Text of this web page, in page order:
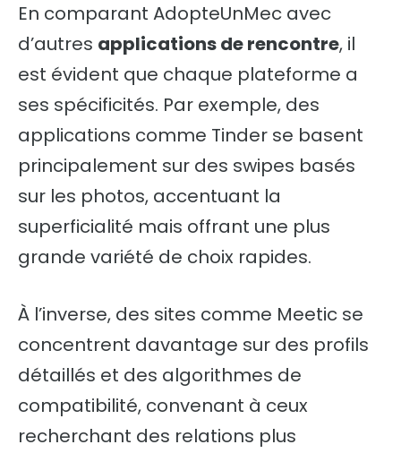
En comparant AdopteUnMec avec
d’autres applications de rencontre, il
est évident que chaque plateforme a
ses spécificités. Par exemple, des
applications comme Tinder se basent
principalement sur des swipes basés
sur les photos, accentuant la
superficialité mais offrant une plus
grande variété de choix rapides.
À l’inverse, des sites comme Meetic se
concentrent davantage sur des profils
détaillés et des algorithmes de
compatibilité, convenant à ceux
recherchant des relations plus